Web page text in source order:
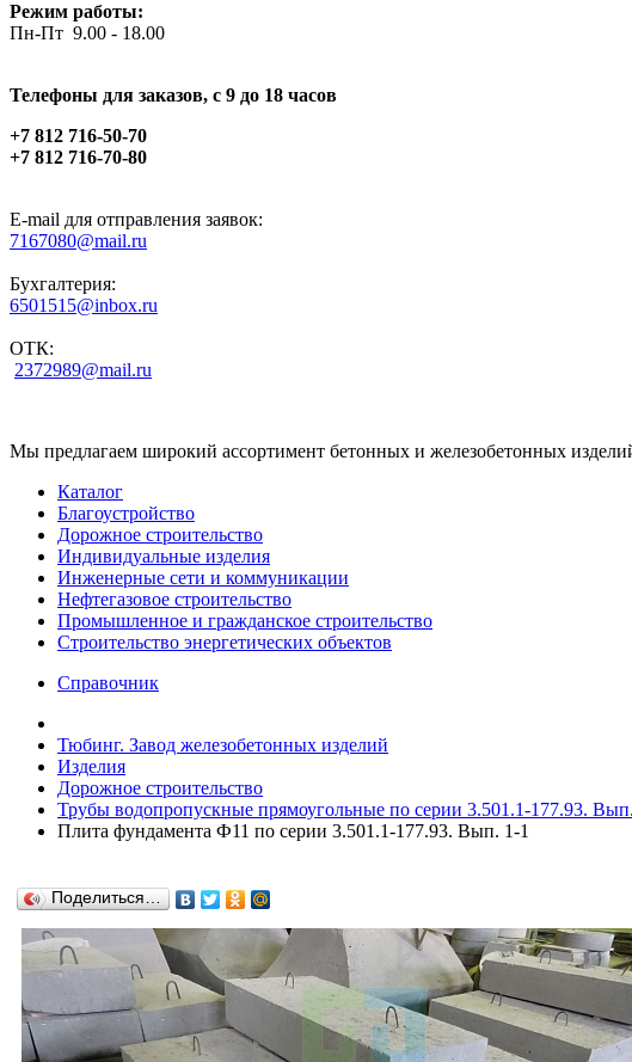
Режим работы:
Пн-Пт 9.00 - 18.00
Телефоны для заказов, c 9 до 18 часов
+7 812 716-50-70
+7 812 716-70-80
E-mail для отправления заявок:
7167080@mail.ru
Бухгалтерия:
6501515@inbox.ru
ОТК:
2372989@mail.ru
Мы предлагаем широкий ассортимент бетонных и железобетонных
Каталог
Благоустройство
Дорожное строительство
Индивидуальные изделия
Инженерные сети и коммуникации
Нефтегазовое строительство
Промышленное и гражданское строительство
Строительство энергетических объектов
Справочник
Тюбинг. Завод железобетонных изделий
Изделия
Дорожное строительство
Трубы водопропускные прямоугольные по серии 3.501.1-177.93.
Плита фундамента Ф11 по серии 3.501.1-177.93. Вып. 1-1
Поделиться…